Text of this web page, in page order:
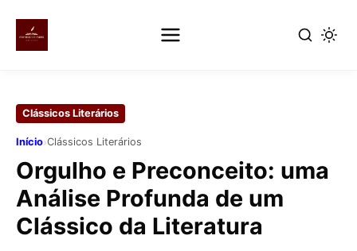
conteúdo
principal
Clássicos Literários
Início›Clássicos Literários
Orgulho e Preconceito: uma
Análise Profunda de um
Clássico da Literatura